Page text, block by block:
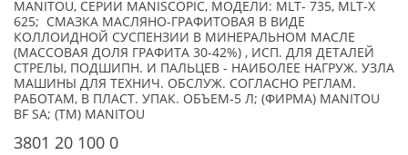
MANITOU, СЕРИИ MANISCOPIC, МОДЕЛИ: MLT- 735, MLT-X
625; СМАЗКА МАСЛЯНО-ГРАФИТОВАЯ В ВИДЕ
КОЛЛОИДНОЙ СУСПЕНЗИИ В МИНЕРАЛЬНОМ МАСЛЕ
(МАССОВАЯ ДОЛЯ ГРАФИТА 30-42%) , ИСП. ДЛЯ ДЕТАЛЕЙ
СТРЕЛЫ, ПОДШИПН. И ПАЛЬЦЕВ - НАИБОЛЕЕ НАГРУЖ. УЗЛА
МАШИНЫ ДЛЯ ТЕХНИЧ. ОБСЛУЖ. СОГЛАСНО РЕГЛАМ.
РАБОТАМ, В ПЛАСТ. УПАК. ОБЪЕМ-5 Л; (ФИРМА) MANITOU
BF SA; (TM) MANITOU
3801 20 100 0